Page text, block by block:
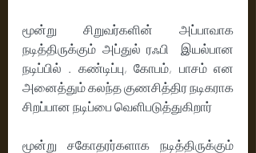
மூன்று சிறுவர்களின் அப்பாவாக
நடித்திருக்கும் அப்துல் ரஃபி  இயல்பான
நடிப்பில் . கண்டிப்பு, கோபம், பாசம் என
அனைத்தும் கலந்த குணசித்திர நடிகராக
சிறப்பான நடிப்பை வெளிபடுத்துகிறார்
மூன்று சகோதரர்களாக நடித்திருக்கும்